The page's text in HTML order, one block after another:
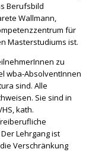
Berufsbild
Wallmann,
für
Masterstudiums ist.
zu
wba-AbsolventInnen
sind. Alle
Sie sind in
kath.
Lehrgang ist
Verschränkung